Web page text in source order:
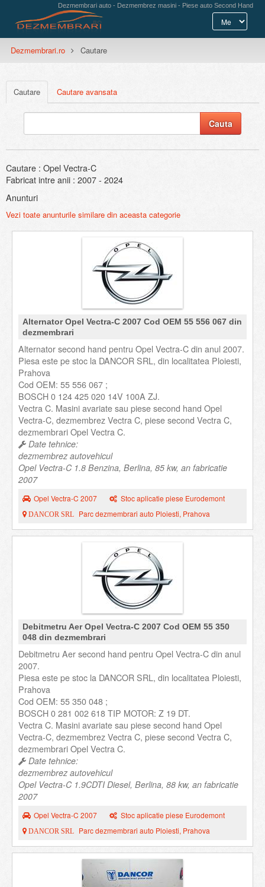
Dezmembrari auto - Dezmembrez masini - Piese auto Second Hand
Dezmembrari.ro Cautare
Cautare Cautare avansata
Cautare : Opel Vectra-C
Fabricat intre anii : 2007 - 2024
Anunturi
Vezi toate anunturile similare din aceasta categorie
Alternator Opel Vectra-C 2007 Cod OEM 55 556 067 din
dezmembrari
Alternator second hand pentru Opel Vectra-C din anul 2007.
Piesa este pe stoc la DANCOR SRL, din localitatea Ploiesti,
Prahova
Cod OEM: 55 556 067 ;
BOSCH 0 124 425 020 14V 100A ZJ.
Vectra C. Masini avariate sau piese second hand Opel
Vectra-C, dezmembrez Vectra C, piese second Vectra C,
dezmembrari Opel Vectra C.
Date tehnice:
dezmembrez autovehicul
Opel Vectra-C 1.8 Benzina, Berlina, 85 kw, an fabricatie
2007
Opel Vectra-C 2007 Stoc aplicatie piese Eurodemont
DANCOR SRL Parc dezmembrari auto Ploiesti, Prahova
Debitmetru Aer Opel Vectra-C 2007 Cod OEM 55 350
048 din dezmembrari
Debitmetru Aer second hand pentru Opel Vectra-C din anul
2007.
Piesa este pe stoc la DANCOR SRL, din localitatea Ploiesti,
Prahova
Cod OEM: 55 350 048 ;
BOSCH 0 281 002 618 TIP MOTOR: Z 19 DT.
Vectra C. Masini avariate sau piese second hand Opel
Vectra-C, dezmembrez Vectra C, piese second Vectra C,
dezmembrari Opel Vectra C.
Date tehnice:
dezmembrez autovehicul
Opel Vectra-C 1.9CDTI Diesel, Berlina, 88 kw, an fabricatie
2007
Opel Vectra-C 2007 Stoc aplicatie piese Eurodemont
DANCOR SRL Parc dezmembrari auto Ploiesti, Prahova